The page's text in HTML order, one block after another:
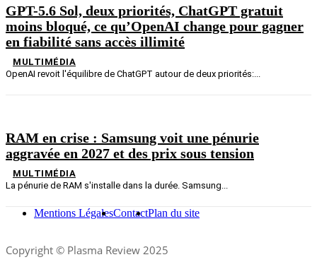
GPT-5.6 Sol, deux priorités, ChatGPT gratuit
moins bloqué, ce qu’OpenAI change pour gagner
en fiabilité sans accès illimité
MULTIMÉDIA
OpenAI revoit l'équilibre de ChatGPT autour de deux priorités:...
RAM en crise : Samsung voit une pénurie
aggravée en 2027 et des prix sous tension
MULTIMÉDIA
La pénurie de RAM s'installe dans la durée. Samsung...
Mentions LégalesContactPlan du site
Copyright © Plasma Review 2025